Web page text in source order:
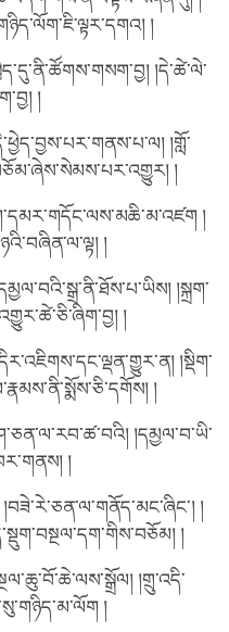
།
།དེ་ཚེ་ལེ་
།
།གློ་
།
།
།
།སྐྲག་
།
།སྡིག་
།
།དམྱལ་བ་ཡི་
།
།
།
།གྲུ་འདི་
།